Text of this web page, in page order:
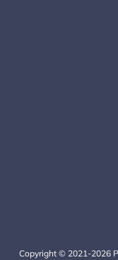
Copyright © 2021-2026